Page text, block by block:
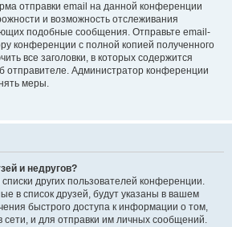
отправки email на данной конференции
и возможность отслеживания
подобные сообщения. Отправьте email-
конференции с полной копией полученного
все заголовки, в которых содержится
отправителе. Администратор конференции
меры.
и недругов?
других пользователей конференции.
в список друзей, будут указаны в вашем
быстрого доступа к информации о том,
сети, и для отправки им личных сообщений.